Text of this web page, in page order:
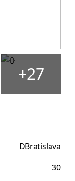
+27
DBratislava
30